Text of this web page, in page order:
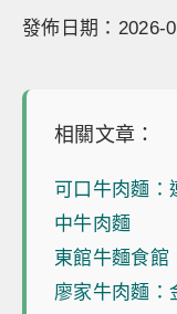
發佈日期：2026-
相關文章：
可口牛肉麵：
中牛肉麵
東館牛麵食館
廖家牛肉麵：